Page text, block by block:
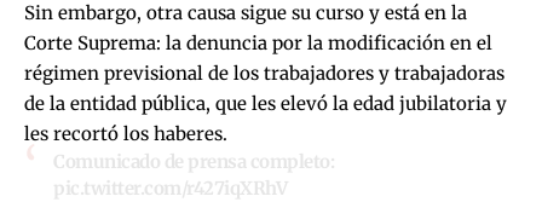
Sin embargo, otra causa sigue su curso y está en la
Corte Suprema: la denuncia por la modificación en el
régimen previsional de los trabajadores y trabajadoras
de la entidad pública, que les elevó la edad jubilatoria y
les recortó los haberes.
Comunicado de prensa completo:
pic.twitter.com/r427iqXRhV